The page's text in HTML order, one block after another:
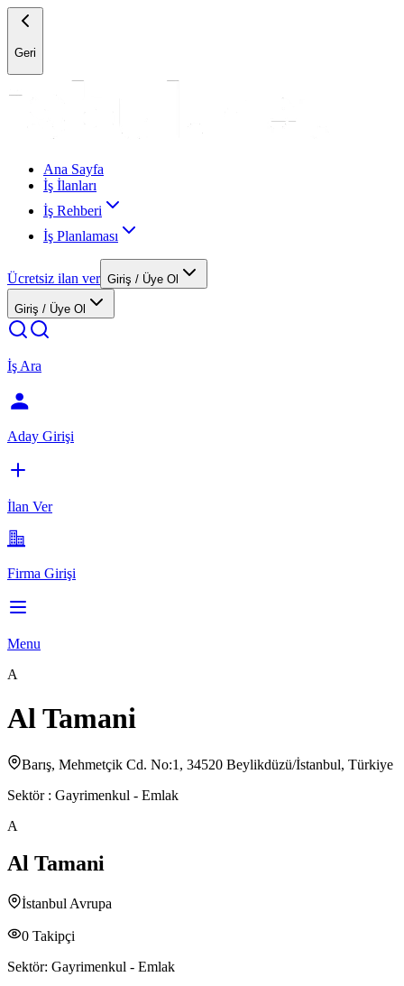
Geri
Ana Sayfa
İş İlanları
İş Rehberi
İş Planlaması
Ücretsiz ilan ver Giriş / Üye Ol
Giriş / Üye Ol
İş Ara
Aday Girişi
İlan Ver
Firma Girişi
Menu
A
Al Tamani
Barış, Mehmetçik Cd. No:1, 34520 Beylikdüzü/İstanbul, Türkiye
Sektör : Gayrimenkul - Emlak
A
Al Tamani
İstanbul Avrupa
0 Takipçi
Sektör: Gayrimenkul - Emlak